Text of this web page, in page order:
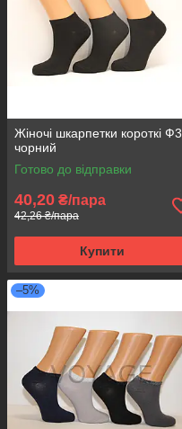
Жіночі шкарпетки короткі Ф3
чорний
Готово до відправки
40,20 ₴/пара
42,26 ₴/пара
Купити
–5%